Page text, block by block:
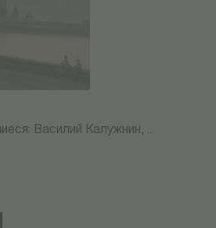
Василий Калужнин, ...